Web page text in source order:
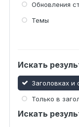
Обновления
Темы
Искать
Заголовках и
Только в
Искать